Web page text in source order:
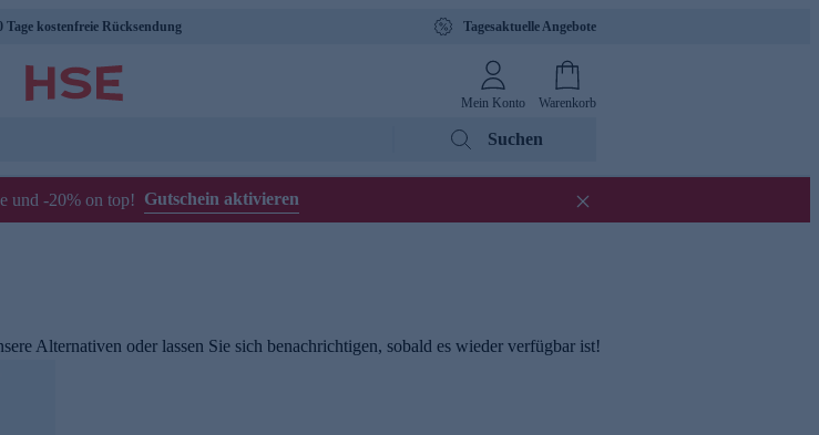
Tage kostenfreie Rücksendung Tagesaktuelle Angebote
Mein Konto Warenkorb
Suchen
und -20% on top! Gutschein aktivieren
Alternativen oder lassen Sie sich benachrichtigen, sobald es wieder verfügbar ist!